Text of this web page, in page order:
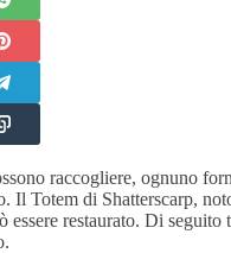
raccogliere, ognuno
Il Totem di Shatterscarp,
restaurato. Di